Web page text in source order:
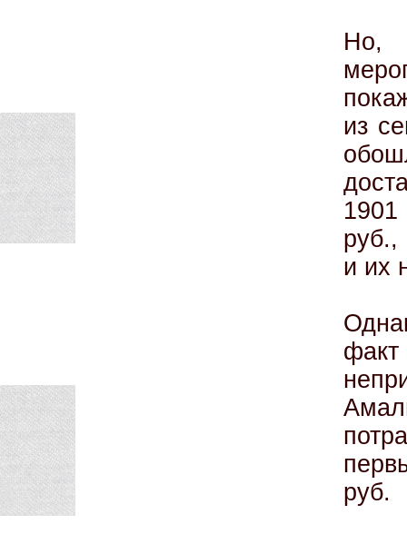
Но,
из
1901
руб.,
и их
руб.